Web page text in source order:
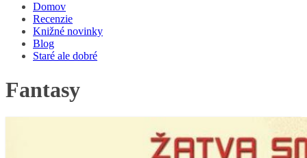
Domov
Recenzie
Knižné novinky
Blog
Staré ale dobré
Fantasy